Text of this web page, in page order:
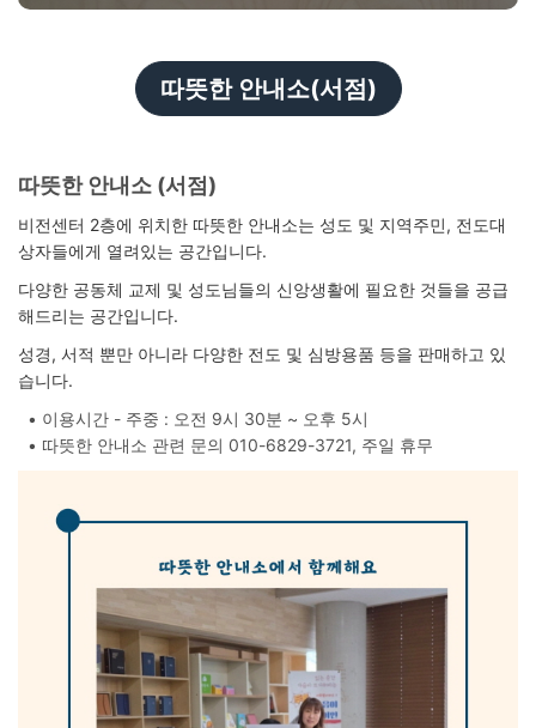
따뜻한 안내소(서점)
따뜻한 안내소 (서점)
비전센터 2층에 위치한 따뜻한 안내소는 성도 및 지역주민, 전도대
상자들에게 열려있는 공간입니다.
다양한 공동체 교제 및 성도님들의 신앙생활에 필요한 것들을 공급
해드리는 공간입니다.
성경, 서적 뿐만 아니라 다양한 전도 및 심방용품 등을 판매하고 있
습니다.
이용시간 - 주중 : 오전 9시 30분 ~ 오후 5시
따뜻한 안내소 관련 문의 010-6829-3721, 주일 휴무